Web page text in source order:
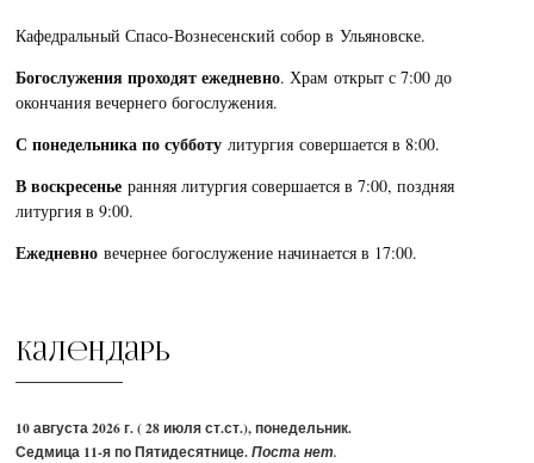
Кафедральный Спасо-Вознесенский собор в Ульяновске.
Богослужения проходят ежедневно. Храм открыт с 7:00 до
окончания вечернего богослужения.
С понедельника по субботулитургия совершается в 8:00.
В воскресеньеранняя литургия совершается в 7:00, поздняя
литургия в 9:00.
Ежедневновечернее богослужение начинается в 17:00.
Календарь
10 августа 2026 г. ( 28 июля ст.ст.), понедельник.
Седмица 11-я по Пятидесятнице.Поста нет.